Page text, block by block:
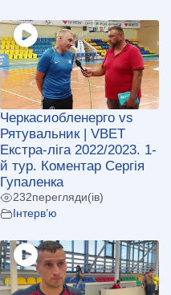
Черкасиобленерго vs
Рятувальник | VBET
Екстра-ліга 2022/2023. 1-
й тур. Коментар Сергія
Гупаленка
232перегляди(ів)
Інтерв’ю